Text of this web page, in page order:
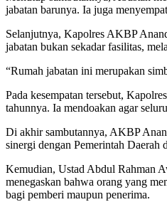
jabatan barunya. Ia juga
Selanjutnya, Kapolres AKBP
jabatan bukan sekadar fasilitas,
“Rumah jabatan ini merupakan
Pada kesempatan tersebut,
tahunnya. Ia mendoakan agar
Di akhir sambutannya, AKBP
sinergi dengan Pemerintah Daerah
Kemudian, Ustad Abdul Rahman
menegaskan bahwa orang yang
bagi pemberi maupun penerima.